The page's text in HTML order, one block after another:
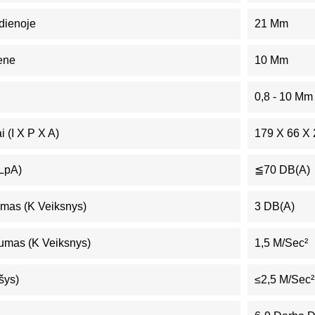
21 Mm
10 Mm
0,8 - 10 Mm
(I X P X A) 179 X 66 X
≦70 DB(A)
(K Veiksnys) 3 DB(A)
(K Veiksnys) 1,5 M/sec²
≤2,5 M/sec²